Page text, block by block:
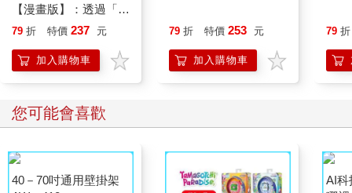
【漫畫版】：透過「小
行動」打開大腦的行動
「行動派」的37個科
學方法
79 折 特價 237 元
加入購物車
79 折 特價 253 元
加入購物車
79 折
您可能會喜歡